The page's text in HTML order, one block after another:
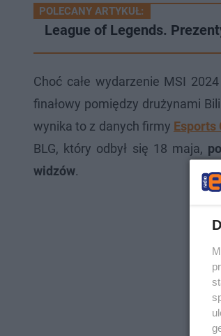
POLECANY ARTYKUŁ:
League of Legends.
Choć całe wydarzenie MSI
finałowy pomiędzy drużynami
wynika to z danych firmy Esports
BLG, który odbył się 18 maja,
widzów.